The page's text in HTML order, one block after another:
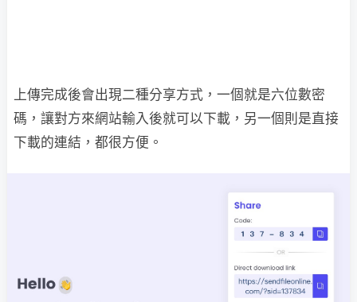
上傳完成後會出現二種分享方式，一個就是六位數密
碼，讓對方來網站輸入後就可以下載，另一個則是直接
下載的連結，都很方便。